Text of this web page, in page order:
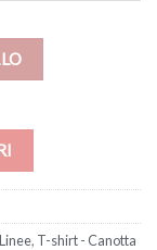
, T-shirt - Canotta